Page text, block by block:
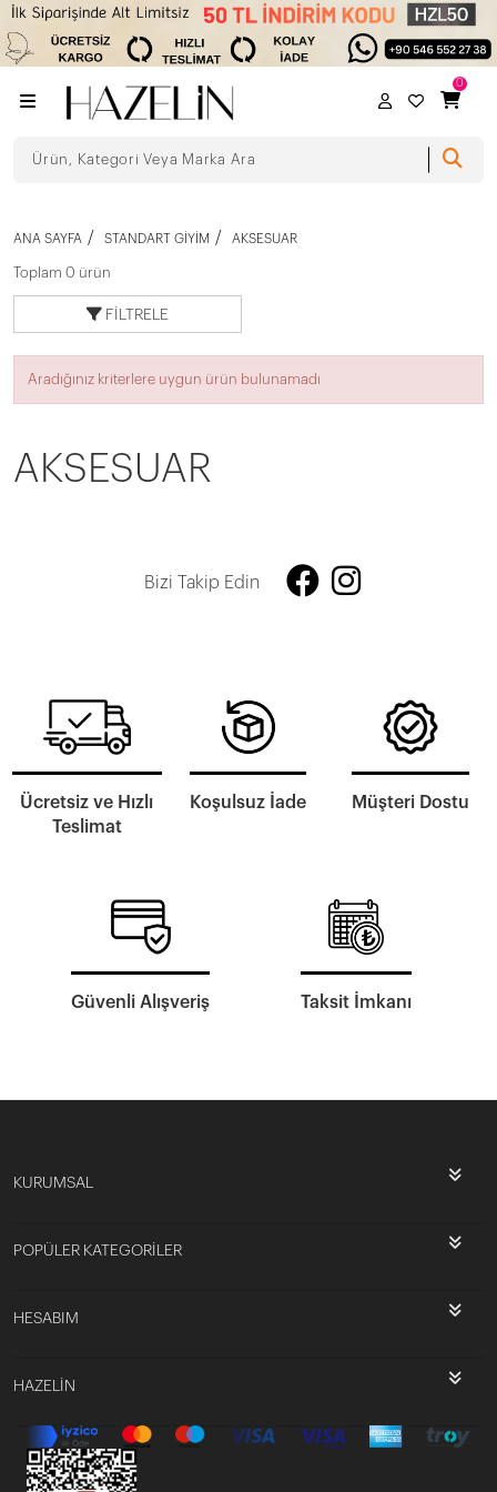
0
ANA SAYFA STANDART GIYIM AKSESUAR
Toplam 0 ürün
FILTRELE
Aradığınız kriterlere uygun ürün bulunamadı
AKSESUAR
Bizi Takip Edin
Ücretsiz ve Hızlı
Teslimat
Koşulsuz İade Müşteri Dostu
Güvenli Alışveriş Taksit İmkanı
KURUMSAL
POPÜLER KATEGORİLER
HESABIM
HAZELİN